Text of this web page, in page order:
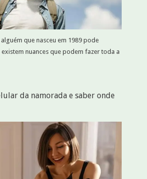
que nasceu em 1989 pode
nuances que podem fazer toda a
da namorada e saber onde